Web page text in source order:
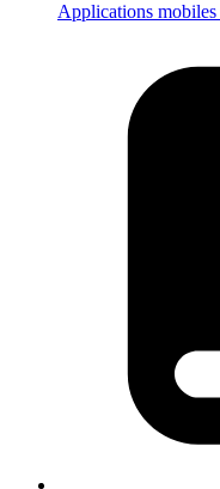
Applications mobiles